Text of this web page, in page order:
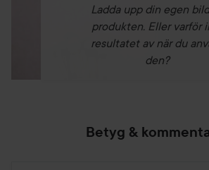
Ladda upp din egen
produkten. Eller varför
resultatet av när du
den?
Betyg &